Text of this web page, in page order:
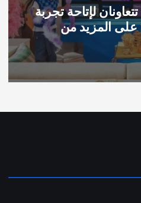
سامسونج وSpotify تتعاونان لإتاحة تجربة
Spotify Premium على المزيد من